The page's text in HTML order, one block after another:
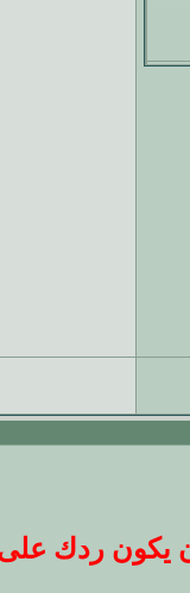
يكون ردك على